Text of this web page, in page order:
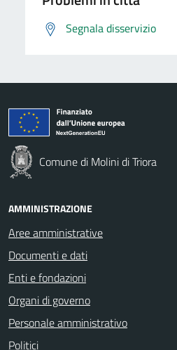
Segnala disservizio
Comune di Molini di Triora
AMMINISTRAZIONE
Aree amministrative
Documenti e dati
Enti e fondazioni
Organi di governo
Personale amministrativo
Politici